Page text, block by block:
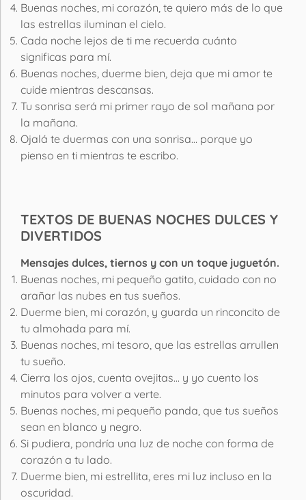
Buenas noches, mi corazón, te quiero más de lo que
las estrellas iluminan el cielo.
Cada noche lejos de ti me recuerda cuánto
significas para mí.
Buenas noches, duerme bien, deja que mi amor te
cuide mientras descansas.
Tu sonrisa será mi primer rayo de sol mañana por
la mañana.
Ojalá te duermas con una sonrisa… porque yo
pienso en ti mientras te escribo.
TEXTOS DE BUENAS NOCHES DULCES Y
DIVERTIDOS
Mensajes dulces, tiernos y con un toque juguetón.
Buenas noches, mi pequeño gatito, cuidado con no
arañar las nubes en tus sueños.
Duerme bien, mi corazón, y guarda un rinconcito de
tu almohada para mí.
Buenas noches, mi tesoro, que las estrellas arrullen
tu sueño.
Cierra los ojos, cuenta ovejitas… y yo cuento los
minutos para volver a verte.
Buenas noches, mi pequeño panda, que tus sueños
sean en blanco y negro.
Si pudiera, pondría una luz de noche con forma de
corazón a tu lado.
Duerme bien, mi estrellita, eres mi luz incluso en la
oscuridad.